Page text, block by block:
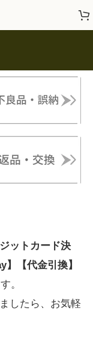
ットカード決
【代金引換】
。
したら、お気軽